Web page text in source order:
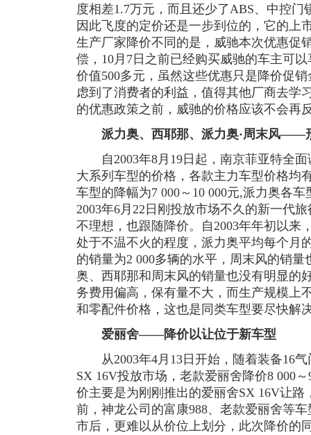
度相差1.7万元，而且还少了ABS、中控
因此飞度的定价还是一步到位的，它的上
生产厂家降价不同的是，威驰本次优惠促
偿，10月7日之前已经购买威驰的车主可
价值500多元，虽然这些优惠只是降价促
虑到了消费者的利益，值得其他厂商去学
的优惠政策之前，威驰的价格应该不会再
派力奥、西耶那、派力奥·周末风——
自2003年8月19日起，南京菲亚特全面
大系列车型的价格，各款主力车型价格均
车型的降幅为7 000～10 000元,派力奥各车
2003年6月22日刚投放市场不久的新一代
不理想，也跟随降价。自2003年年初以来
处于不温不火的程度，派力奥平均每个月
的销量为2 000多辆的水平，周末风的销
奥、西耶那和周末风的销量也没有明显的
务费用偏高，保有量不大，而生产规模上
和零配件价格，这也是同类车型要尽快解
爱丽舍——降价以让位于新车型
从2003年4月13日开始，随着装备16气
SX 16V投放市场，老款爱丽舍降价8 000
价主要是为刚刚推出的爱丽舍SX 16V让
前，神龙公司的富康988、老款爱丽舍等
市后，更难以从价位上划分，此次降价的